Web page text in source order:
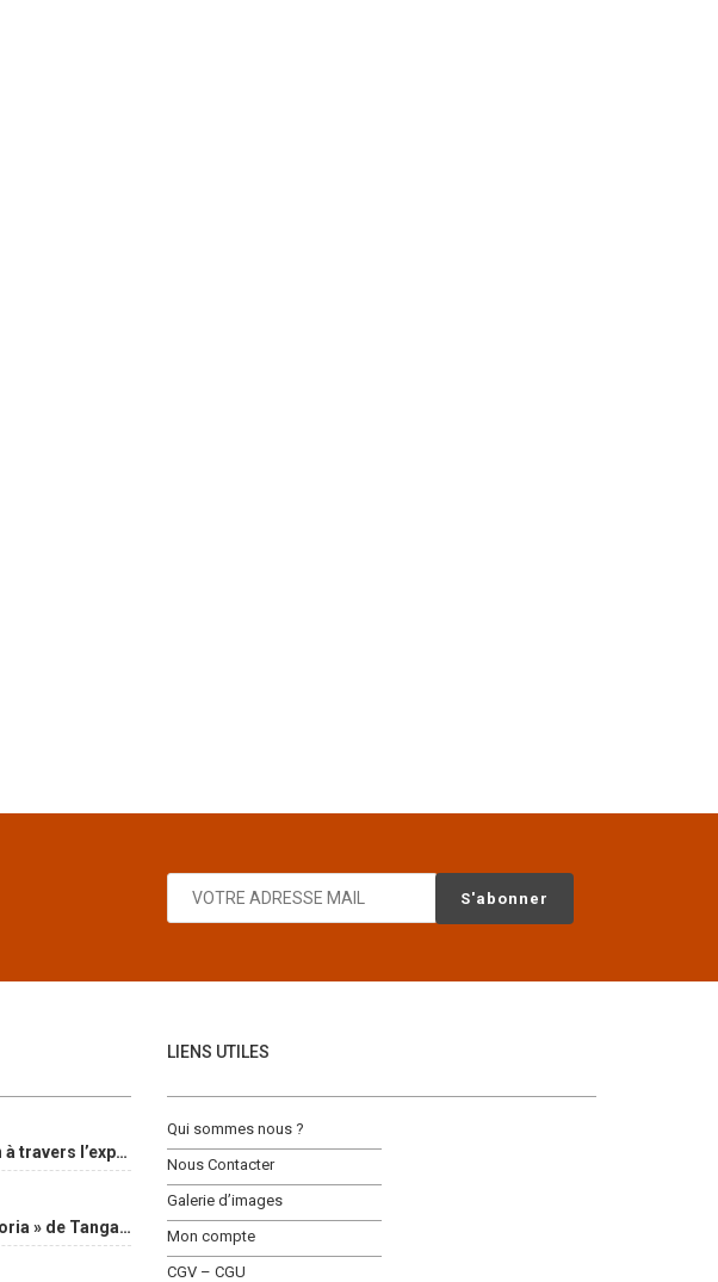
Explorer le vestibule malien à travers l’exposition « Maaya Bulon »
L’exposition « Zafimaniry doria » de TangalaMamy honore la mémoire d’un peuple malgache
LIENS UTILES
Qui sommes nous ?
Nous Contacter
Galerie d’images
Mon compte
CGV – CGU